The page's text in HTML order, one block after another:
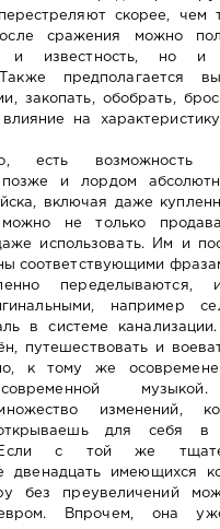
скорее, чем
сражения можно
и известность, но и
предполагается
закопать, обобрать,
на
есть возможность
позже и лордом
включая даже
не только
использовать. Им и
соответствующими
переделываются,
например
в системе
путешествовать и
к тому же
изменений,
для себя в
Если с той же
двенадцать имеющихся
без преувеличений
Впрочем, она